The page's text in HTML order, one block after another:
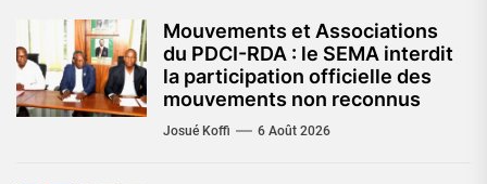
Mouvements et Associations
du PDCI-RDA : le SEMA interdit
la participation officielle des
mouvements non reconnus
Josué Koffi 6 Août 2026